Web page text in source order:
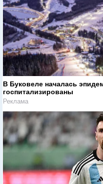
В Буковеле началась
госпитализированы
Реклама